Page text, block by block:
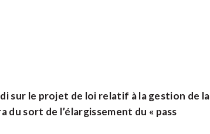
sur le projet de loi relatif à la gestion de la
sort de l’élargissement du « pass